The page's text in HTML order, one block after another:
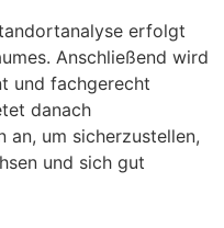
erfolgt
Anschließend wird
und fachgerecht
danach
an, um sicherzustellen,
und sich gut